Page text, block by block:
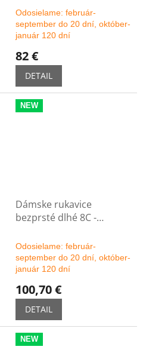
Odosielame: február-
september do 20 dní, október-
január 120 dní
82 €
DETAIL
NEW
Dámske rukavice
bezprsté dlhé 8C -
Odosielame: február-
september do 20 dní, október-
január 120 dní
100,70 €
DETAIL
NEW